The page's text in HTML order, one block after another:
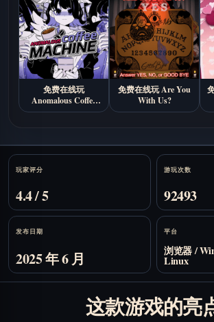
免费在线玩
Anomalous Coffee
Machine
免费在线玩 Are You
With Us?
Stats
玩家评分
4.4 / 5
游玩次数
92493
发布日期
2025 年 6 月
平台
浏览器 /
Linux
这款游戏的亮